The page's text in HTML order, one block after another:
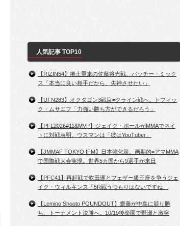
人気記事 TOP10
【RIZIN54】捲土重来の佐藤将光戦、パッチー・ミック
ス「本当に良い相手だから、失神させたい」
【UFN283】オクタゴン3戦目=クライン戦へ。トフィッ
ク・ムサエフ「力強い勝ち方ができるだろう」
【PFL2026#11&MVP】ジェイク・ポールがMMAでネイ
トに対戦表明。ウスマンは「彼はYouTuber」
【JMMAF TOKYO IFM】日本強化策。画期的=アマMMA
で国際戦大会実現。世界5カ国から9選手が来日
【PFC41】再起戦で吹田琢とフェザー級王座を争うジェ
イク・ウィルキンス「5R戦うつもりはないですね」
【Lemino Shooto POUNDOUT】齋藤が中島に競り勝
ち、トーナメント決勝へ。10/19後楽園で野瀬と激突